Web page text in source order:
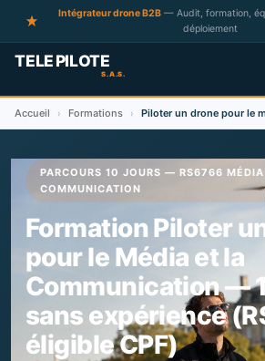
Intégrateur drone B2B — Audit, formation,
déploiement
Accueil › Formations › Piloter un drone pour le
PARCOURS 10 JOURS — RS6766 MÉDIA
COMMUNICATION
Formation Piloter
pour le Média et la
Communication —
sans expérience
éligible CPF)